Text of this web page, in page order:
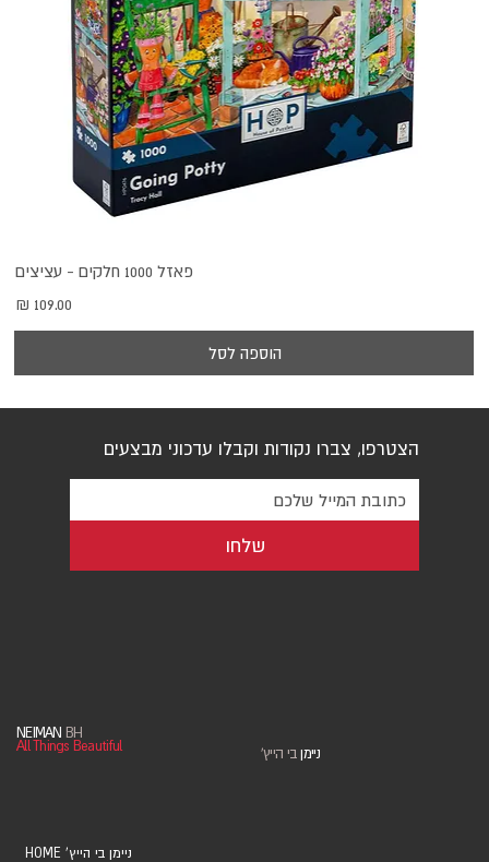
פאזל 1000 חלקים - עציצים
מחיר
הוספה לסל
HOME 'ניימן בי הייץ
הצטרפו, צברו נקודות וקבלו עדכוני מבצעים
שלחו
NEIMAN BH
All Things Beautiful
' ניימן בי הייץ